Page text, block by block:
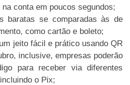
conta em poucos segundos;
baratas se comparadas às de
como cartão e boleto;
jeito fácil e prático usando QR
inclusive, empresas poderão
para receber via diferentes
o Pix;